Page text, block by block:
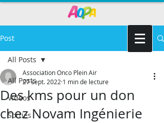
Post
All Posts
Vidéos
Sorties
All Posts
Des kms pour un don
chez Novam Ingénierie
Association Onco Plein Air
27 sept. 2022 1 min de lecture